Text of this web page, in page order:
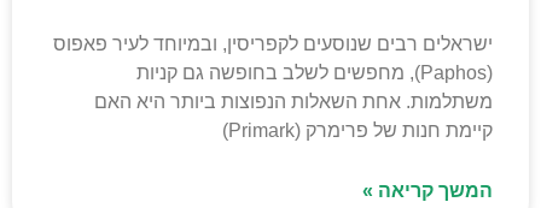
ישראלים רבים שנוסעים לקפריסין, ובמיוחד לעיר פאפוס
(Paphos), מחפשים לשלב בחופשה גם קניות
משתלמות. אחת השאלות הנפוצות ביותר היא האם
קיימת חנות של פרימרק (Primark)
המשך קריאה »